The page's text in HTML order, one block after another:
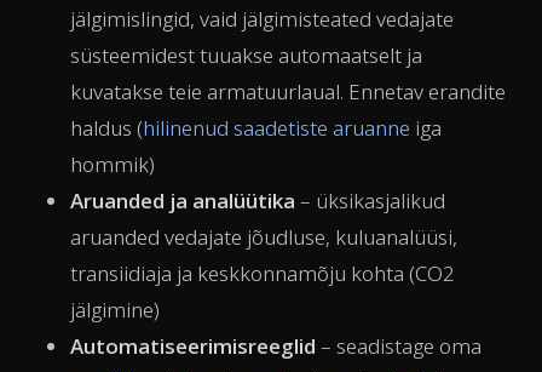
jälgimislingid, vaid jälgimisteated vedajate
süsteemidest tuuakse automaatselt ja
kuvatakse teie armatuurlaual. Ennetav erandite
haldus (hilinenud saadetiste aruanne iga
hommik)
Aruanded ja analüütika – üksikasjalikud
aruanded vedajate jõudluse, kuluanalüüsi,
transiidiaja ja keskkonnamõju kohta (CO2
jälgimine)
Automatiseerimisreeglid – seadistage oma